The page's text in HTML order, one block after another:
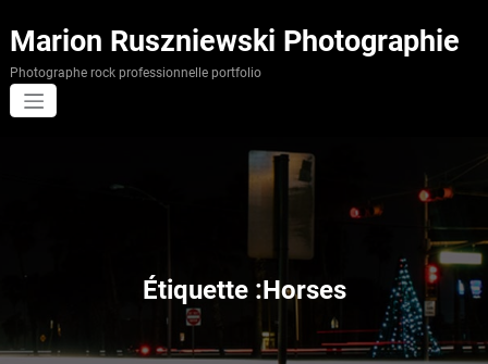
au
contenu
Marion Ruszniewski Photographie
Photographe rock professionnelle portfolio
Étiquette :Horses